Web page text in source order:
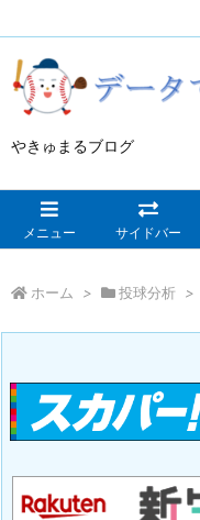
やきゅまるブログ
メニュー サイドバー
ホーム > 投球分析 >